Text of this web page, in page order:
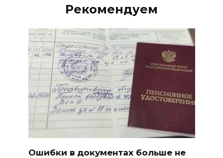
Рекомендуем
Ошибки в документах больше не